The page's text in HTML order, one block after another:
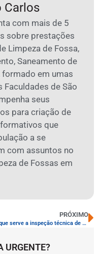
Carlos
com mais de 5
sobre prestações
Limpeza de Fossa,
Saneamento de
em umas
Faculdades de São
seus
para criação de
que
a se
com assuntos no
de Fossas em
PRÓXIMO
Para que serve a inspeção técnica de caixas de gordura
URGENTE?